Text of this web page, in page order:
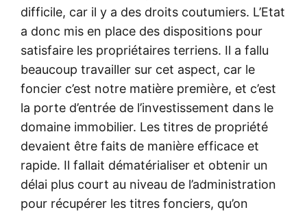
difficile, car il y a des droits coutumiers. L’Etat
a donc mis en place des dispositions pour
satisfaire les propriétaires terriens. Il a fallu
beaucoup travailler sur cet aspect, car le
foncier c’est notre matière première, et c’est
la porte d’entrée de l’investissement dans le
domaine immobilier. Les titres de propriété
devaient être faits de manière efficace et
rapide. Il fallait dématérialiser et obtenir un
délai plus court au niveau de l’administration
pour récupérer les titres fonciers, qu’on